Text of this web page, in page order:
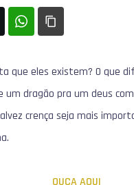
que eles existem? O que
um dragão pra um deus
crença seja mais
OUÇA AQUI